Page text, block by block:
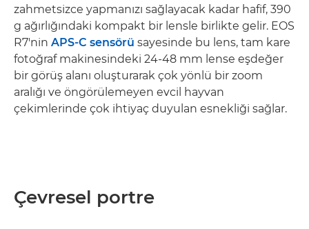
zahmetsizce yapmanızı sağlayacak kadar hafif, 390
g ağırlığındaki kompakt bir lensle birlikte gelir. EOS
R7'nin APS-C sensörü sayesinde bu lens, tam kare
fotoğraf makinesindeki 24-48 mm lense eşdeğer
bir görüş alanı oluşturarak çok yönlü bir zoom
aralığı ve öngörülemeyen evcil hayvan
çekimlerinde çok ihtiyaç duyulan esnekliği sağlar.
Çevresel portre